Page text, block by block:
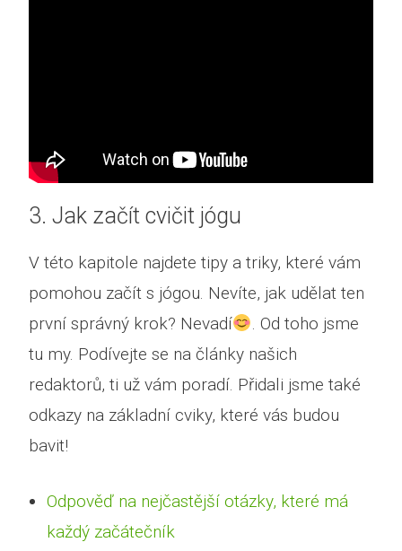
3. Jak začít cvičit jógu
V této kapitole najdete tipy a triky, které vám
pomohou začít s jógou. Nevíte, jak udělat ten
první správný krok? Nevadí
. Od toho jsme
tu my. Podívejte se na články našich
redaktorů, ti už vám poradí. Přidali jsme také
odkazy na základní cviky, které vás budou
bavit!
Odpověď na nejčastější otázky, které má
každý začátečník